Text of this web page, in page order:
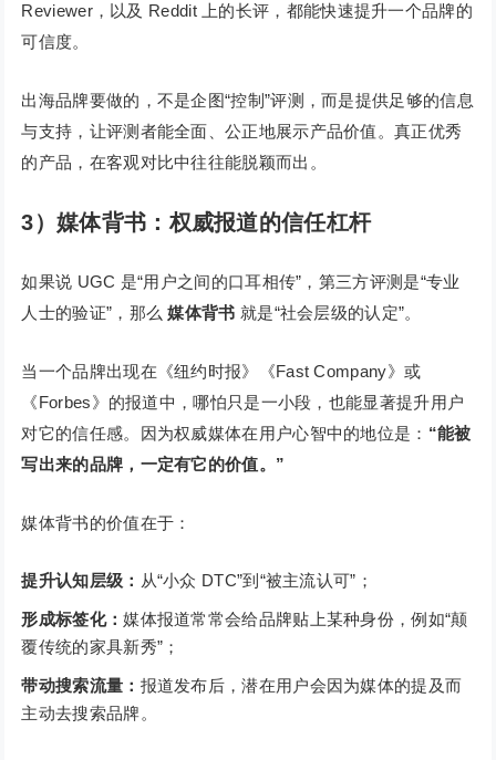
Reviewer，以及 Reddit 上的长评，都能快速提升一个品牌的
可信度。
出海品牌要做的，不是企图“控制”评测，而是提供足够的信息
与支持，让评测者能全面、公正地展示产品价值。真正优秀
的产品，在客观对比中往往能脱颖而出。
3）媒体背书：权威报道的信任杠杆
如果说 UGC 是“用户之间的口耳相传”，第三方评测是“专业
人士的验证”，那么媒体背书 就是“社会层级的认定”。
当一个品牌出现在《纽约时报》《Fast Company》或
《Forbes》的报道中，哪怕只是一小段，也能显著提升用户
对它的信任感。因为权威媒体在用户心智中的地位是： “能被
写出来的品牌，一定有它的价值。”
媒体背书的价值在于：
提升认知层级： 从“小众 DTC”到“被主流认可”；
形成标签化：媒体报道常常会给品牌贴上某种身份，例如“颠
覆传统的家具新秀”；
带动搜索流量： 报道发布后，潜在用户会因为媒体的提及而
主动去搜索品牌。